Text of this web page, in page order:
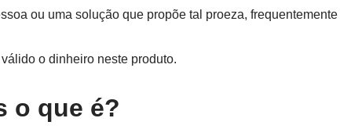
ou uma solução que propõe tal proeza,
o dinheiro neste produto.
o que é?